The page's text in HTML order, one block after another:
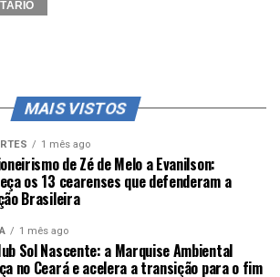
MAIS VISTOS
1 mês ago
de Zé de Melo a Evanilson:
os 13 cearenses que defenderam a
Brasileira
1 mês ago
Sol Nascente: a Marquise Ambiental
no Ceará e acelera a transição para o fim